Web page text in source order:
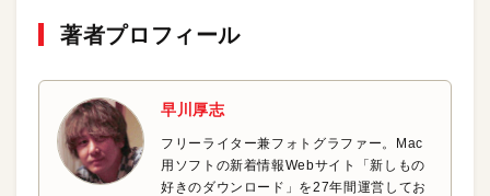
著者プロフィール
早川厚志
フリーライター兼フォトグラファー。Mac
用ソフトの新着情報Webサイト「新しもの
好きのダウンロード」を27年間運営してお